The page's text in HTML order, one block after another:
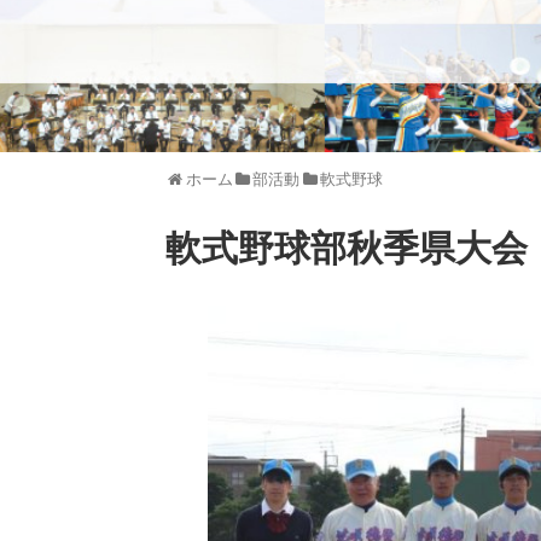
ホーム 部活動 軟式野球
軟式野球部秋季県大